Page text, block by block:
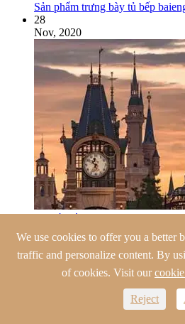
Sản phẩm trưng bày tủ bếp
28
Nov, 2020
Tủ bếp inox
Tủ bếp inox hiện đại
Tủ bếp cổ điển
Tủ bếp phong cách Châu Âu
Tủ bếp truyền thống
We use cookies to offer you a better
traffic and personalize content. By
of cookies. Visit our
Reject